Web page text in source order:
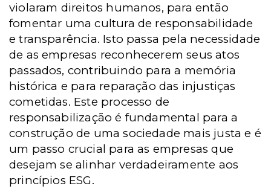
violaram direitos humanos, para então
fomentar uma cultura de responsabilidade
e transparência. Isto passa pela necessidade
de as empresas reconhecerem seus atos
passados, contribuindo para a memória
histórica e para reparação das injustiças
cometidas. Este processo de
responsabilização é fundamental para a
construção de uma sociedade mais justa e é
um passo crucial para as empresas que
desejam se alinhar verdadeiramente aos
princípios ESG.